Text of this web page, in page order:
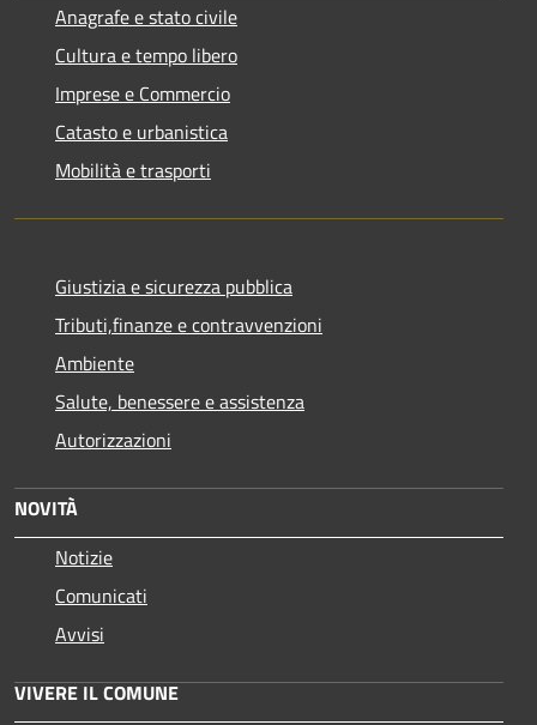
Anagrafe e stato civile
Cultura e tempo libero
Imprese e Commercio
Catasto e urbanistica
Mobilità e trasporti
Giustizia e sicurezza pubblica
Tributi,finanze e contravvenzioni
Ambiente
Salute, benessere e assistenza
Autorizzazioni
NOVITÀ
Notizie
Comunicati
Avvisi
VIVERE IL COMUNE